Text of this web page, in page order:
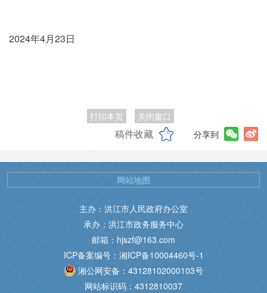
2024年4月23日
打印本页 关闭窗口
稿件收藏 分享到
主办：洪江市人民政府办公室
承办：洪江市政务服务中心
邮箱：hjszf@163.com
ICP备案编号：湘ICP备10004460号-1
湘公网安备：43128102000103号
网站标识码：4312810037
网站地图